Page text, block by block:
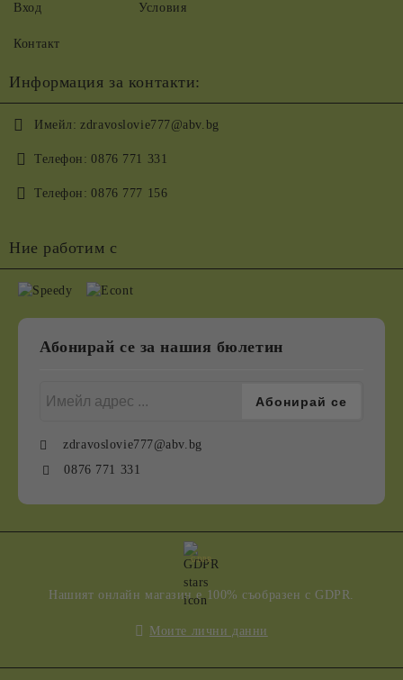
Вход
Контакт
Условия
Информация за контакти:
Имейл: zdravoslovie777@abv.bg
Телефон: 0876 771 331
Телефон: 0876 777 156
Ние работим с
Абонирай се за нашия бюлетин
zdravoslovie777@abv.bg
0876 771 331
GDPR
Нашият онлайн магазин е 100% съобразен с GDPR.
Моите лични данни